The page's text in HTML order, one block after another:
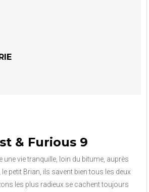
& Furious 9
une vie tranquille, loin du bitume, auprès
le petit Brian, ils savent bien tous les deux
les plus radieux se cachent toujours